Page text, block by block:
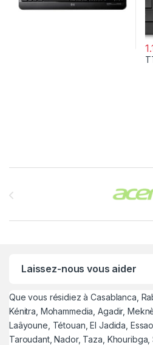
Laissez-nous vous aider
Que vous résidiez à Casablanca,
Kénitra, Mohammedia, Agadir,
Laâyoune, Tétouan, El Jadida,
Taroudant, Nador, Taza, Khouribga,